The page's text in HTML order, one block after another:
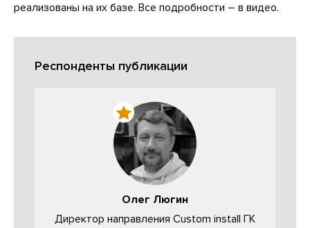
реализованы на их базе. Все подробности – в видео.
Респонденты публикации
Олег Люгин
Директор направления Custom install ГК